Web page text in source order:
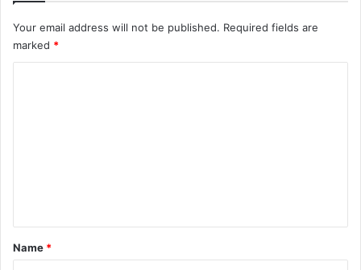
Your email address will not be published. Required fields are
marked *
*
Name *